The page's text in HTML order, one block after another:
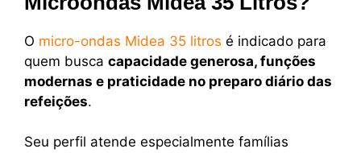
O micro-ondas Midea 35 litros é indicado para
quem busca capacidade generosa, funções
modernas e praticidade no preparo diário das
refeições.
Seu perfil atende especialmente famílias